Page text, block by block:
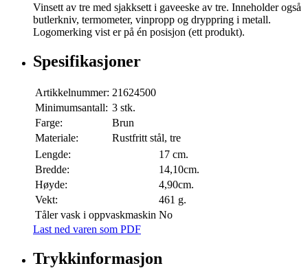
Vinsett av tre med sjakksett i gaveeske av tre. Inneholder også
butlerkniv, termometer, vinpropp og dryppring i metall.
Logomerking vist er på én posisjon (ett produkt).
Spesifikasjoner
Artikkelnummer: 21624500
Minimumsantall: 3 stk.
Farge:
Brun
Materiale:
Rustfritt stål, tre
Lengde:
17 cm.
Bredde:
14,10cm.
Høyde:
4,90cm.
Vekt:
461 g.
Tåler vask i oppvaskmaskin No
Last ned varen som PDF
Trykkinformasjon